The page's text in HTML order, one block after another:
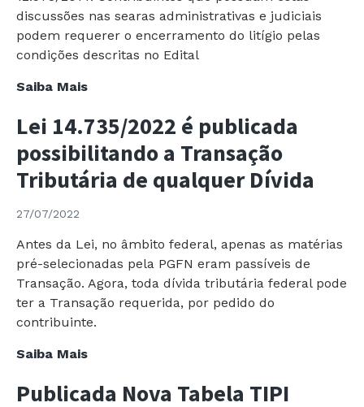
de
Transporte
Coletivo
e
Telecomunicações,
que
são
Mercadorias
e
discussões nas searas administrativas e judiciais
podem requerer o encerramento do litígio pelas
condições descritas no Edital
Saiba MaisPublicado
PGFN
nº
9/22
para
Tributária
de
Dívidas
Relativas
a
Lei 14.735/2022 é publicada
possibilitando a Transação
Tributária de qualquer Dívida
27/07/2022
Antes da Lei, no âmbito federal, apenas as matérias
pré-selecionadas pela PGFN eram passíveis de
Transação. Agora, toda dívida tributária federal pode
ter a Transação requerida, por pedido do
contribuinte.
Saiba MaisLei
é
Publicada Nova Tabela TIPI